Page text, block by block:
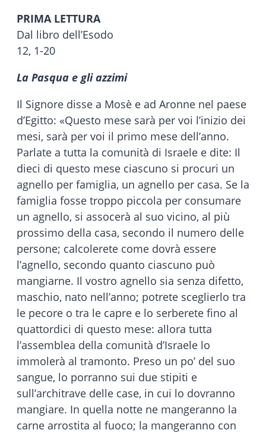
PRIMA LETTURA
Dal libro dell’Esodo
12, 1-20
La Pasqua e gli azzimi
Il Signore disse a Mosè e ad Aronne nel paese
d’Egitto: «Questo mese sarà per voi l’inizio dei
mesi, sarà per voi il primo mese dell’anno.
Parlate a tutta la comunità di Israele e dite: Il
dieci di questo mese ciascuno si procuri un
agnello per famiglia, un agnello per casa. Se la
famiglia fosse troppo piccola per consumare
un agnello, si assocerà al suo vicino, al più
prossimo della casa, secondo il numero delle
persone; calcolerete come dovrà essere
l’agnello, secondo quanto ciascuno può
mangiarne. Il vostro agnello sia senza difetto,
maschio, nato nell’anno; potrete sceglierlo tra
le pecore o tra le capre e lo serberete fino al
quattordici di questo mese: allora tutta
l’assemblea della comunità d’Israele lo
immolerà al tramonto. Preso un po’ del suo
sangue, lo porranno sui due stipiti e
sull’architrave delle case, in cui lo dovranno
mangiare. In quella notte ne mangeranno la
carne arrostita al fuoco; la mangeranno con